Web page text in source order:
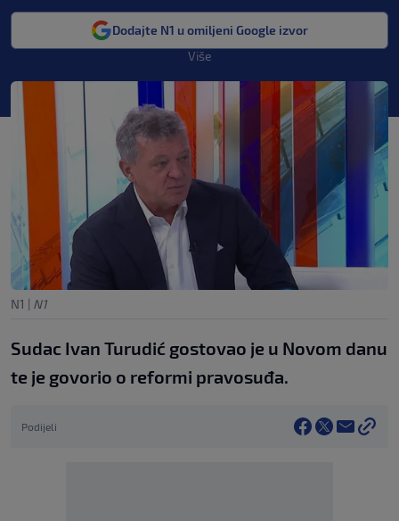
Dodajte N1 u omiljeni Google izvor
Više
N1 | N1
Sudac Ivan Turudić gostovao je u Novom danu
te je govorio o reformi pravosuđa.
Podijeli